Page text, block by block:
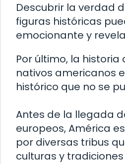
Descubrir la verdad
figuras históricas
emocionante y
Por último, la historia
nativos americanos
histórico que no se
Antes de la llegada
europeos, América
por diversas tribus
culturas y tradiciones